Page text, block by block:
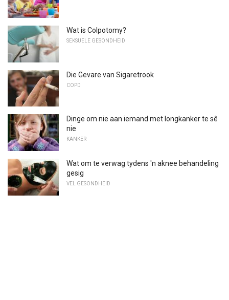
Wat is Colpotomy?
SEKSUELE GESONDHEID
Die Gevare van Sigaretrook
COPD
Dinge om nie aan iemand met longkanker te sê
nie
KANKER
Wat om te verwag tydens 'n aknee behandeling
gesig
VEL GESONDHEID